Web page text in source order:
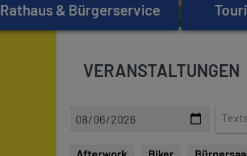
Rathaus & Bürgerservice
VERANSTALTUNGEN